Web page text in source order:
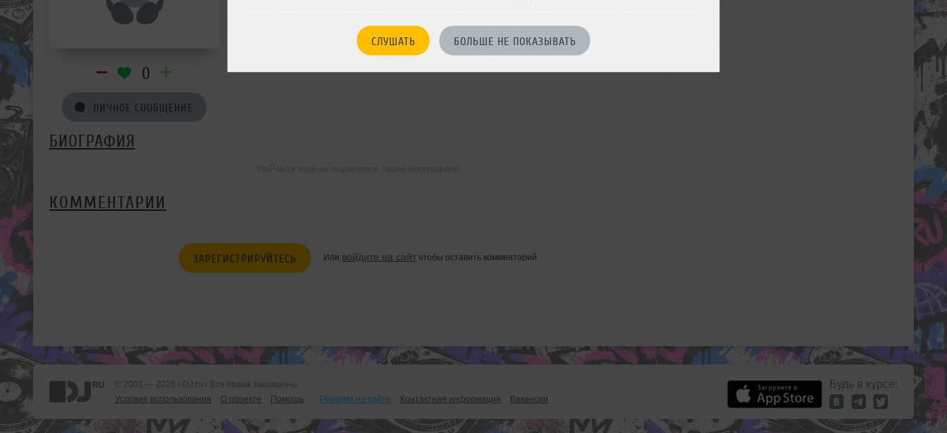
СЛУШАТЬ БОЛЬШЕ НЕ ПОКАЗЫВАТЬ
0
ЛИЧНОЕ СООБЩЕНИЕ
БИОГРАФИЯ
КОММЕНТАРИИ
ЗАРЕГИСТРИРУЙТЕСЬ Или войдите на сайтчтобы оставить комментарий
© 2001 — 2026 «DJ.ru» Все права защищены.
Условия использования
О проекте Помощь Реклама на сайте Контактная информация Вакансии
Будь в курсе: